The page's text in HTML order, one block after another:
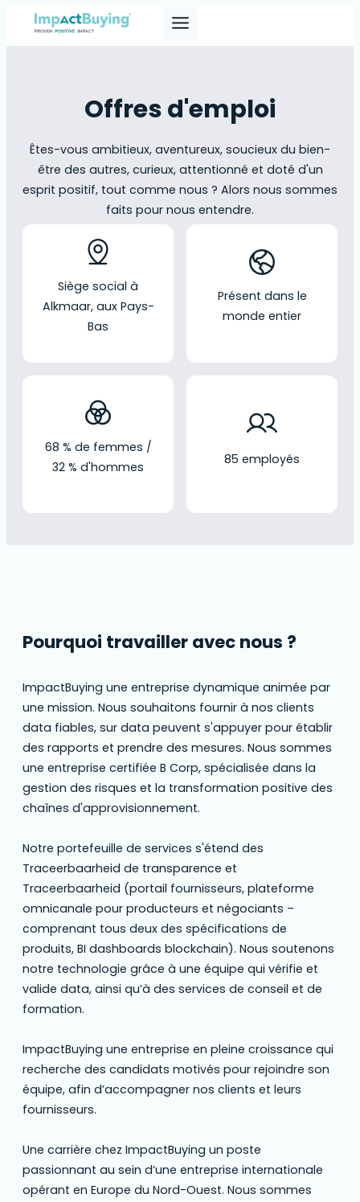
Offres d'emploi
Êtes-vous ambitieux, aventureux, soucieux du bien-
être des autres, curieux, attentionné et doté d'un
esprit positif, tout comme nous ? Alors nous sommes
faits pour nous entendre.
Siège social à
Alkmaar, aux Pays-
Bas
Présent dans le
monde entier
68 % de femmes /
32 % d'hommes
85 employés
Pourquoi travailler avec nous ?
ImpactBuying une entreprise dynamique animée par
une mission. Nous souhaitons fournir à nos clients
data fiables, sur data peuvent s'appuyer pour établir
des rapports et prendre des mesures. Nous sommes
une entreprise certifiée B Corp, spécialisée dans la
gestion des risques et la transformation positive des
chaînes d'approvisionnement.
Notre portefeuille de services s'étend des
Traceerbaarheid de transparence et
Traceerbaarheid (portail fournisseurs, plateforme
omnicanale pour producteurs et négociants –
comprenant tous deux des spécifications de
produits, BI dashboards blockchain). Nous soutenons
notre technologie grâce à une équipe qui vérifie et
valide data, ainsi qu’à des services de conseil et de
formation.
ImpactBuying une entreprise en pleine croissance qui
recherche des candidats motivés pour rejoindre son
équipe, afin d’accompagner nos clients et leurs
fournisseurs.
Une carrière chez ImpactBuying un poste
passionnant au sein d’une entreprise internationale
opérant en Europe du Nord-Ouest. Nous sommes